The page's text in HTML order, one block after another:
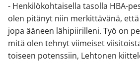
- Henkilökohtaisella tasolla HBA-
olen pitänyt niin merkittävänä,
jopa ääneen lähipiirilleni. Työ on
mitä olen tehnyt viimeiset
toiseen potenssiin, Lehtonen